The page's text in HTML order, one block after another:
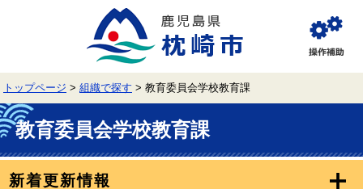
で
す。
ば
し
て
本
文
覧
補
トップページ > 組織で探す > 教育委員会学校教育課
本
文 教育委員会学校教育課
新着更新情報